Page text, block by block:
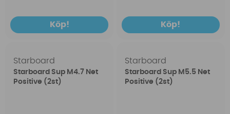
Köp! Köp!
Starboard
Starboard Sup M4.7 Net
Positive (2st)
Starboard
Starboard Sup M5.5 Net
Positive (2st)